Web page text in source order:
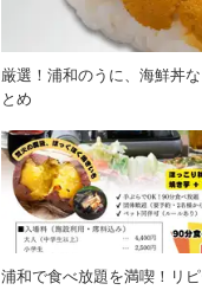
厳選！浦和のうに、海鮮丼
とめ
浦和で食べ放題を満喫！リ